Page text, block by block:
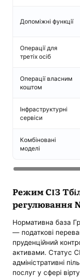
Допоміжні функції
Операції для
третіх осіб
Операції власним
коштом
Інфраструктурні
сервіси
Комбіновані
моделі
Режим СІЗ
регулювання
Нормативна база
— податкові
пруденційний
активами. Статус
адміністративні
послуг у сфері